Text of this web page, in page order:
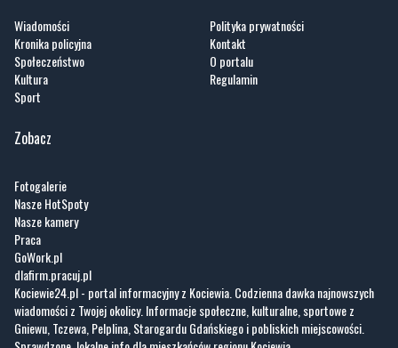
Wiadomości
Kronika policyjna
Społeczeństwo
Kultura
Sport
Polityka prywatności
Kontakt
O portalu
Regulamin
Zobacz
Fotogalerie
Nasze HotSpoty
Nasze kamery
Praca
GoWork.pl
dlafirm.pracuj.pl
Kociewie24.pl - portal informacyjny z Kociewia. Codzienna dawka najnowszych
wiadomości z Twojej okolicy. Informacje społeczne, kulturalne, sportowe z
Gniewu, Tczewa, Pelplina, Starogardu Gdańskiego i pobliskich miejscowości.